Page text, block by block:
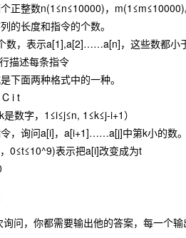
正整数n(1≤n≤10000)，m(1≤m≤10000)
的长度和指令的个数。
数，表示a[1],a[2]……a[n]，这些数都小
描述每条指令
下面两种格式中的一种。
i t
数字，1≤i≤j≤n, 1≤k≤j-i+1）
，询问a[i]，a[i+1]……a[j]中第k小的数。
0≤t≤10^9)表示把a[i]改变成为t
问，你都需要输出他的答案，每一个输